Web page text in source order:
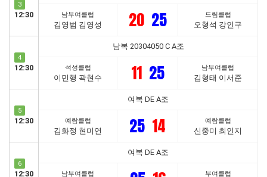
3
12:30 남부여클럽
김영범 김영성 20 25 드림클럽
오형석 강인구
4
12:30
남복 20304050 C A조
석성클럽
이민행 곽현수 11 25 남부여클럽
김형태 이서준
5
12:30
여복 DE A조
예람클럽
김화정 현미연 25 14 예람클럽
신중미 최인지
6
12:30
여복 DE A조
남부여클럽 부여클럽